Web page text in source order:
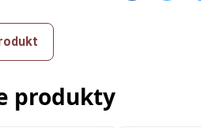
produkty